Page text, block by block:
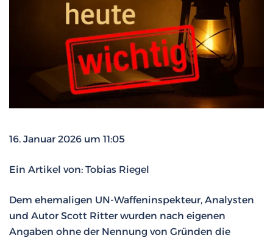
16. Januar 2026 um 11:05
Ein Artikel von: Tobias Riegel
Dem ehemaligen UN-Waffeninspekteur, Analysten
und Autor Scott Ritter wurden nach eigenen
Angaben ohne der Nennung von Gründen die